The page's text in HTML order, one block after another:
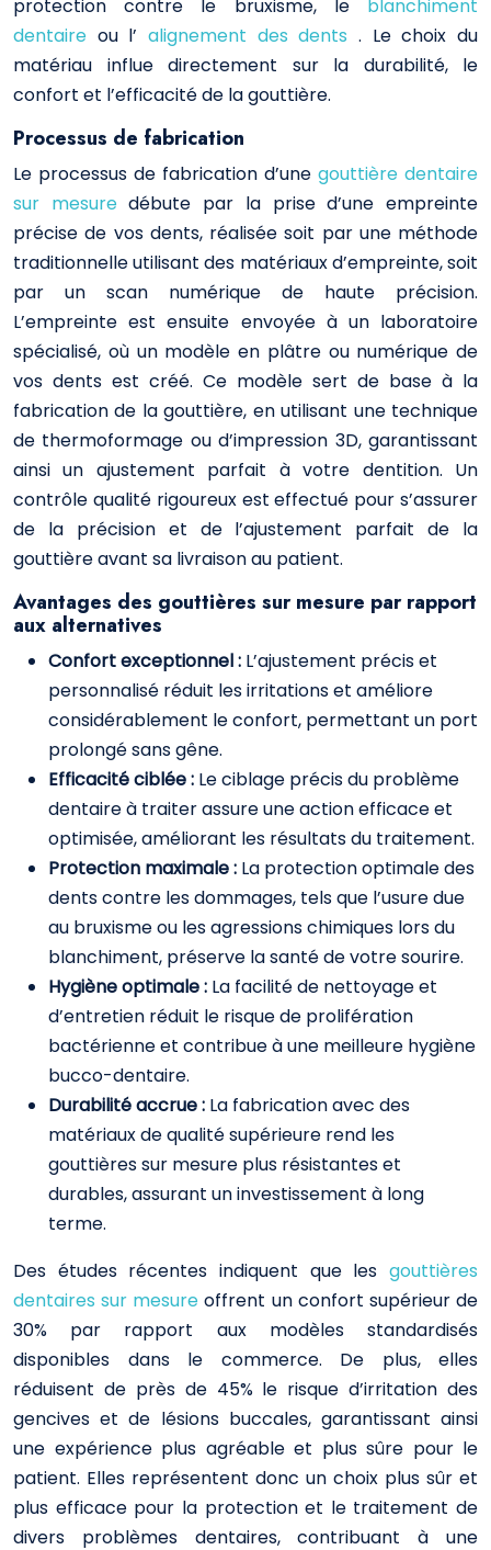
protection contre le bruxisme, le blanchiment
dentaire ou l’alignement des dents. Le choix du
matériau influe directement sur la durabilité, le
confort et l’efficacité de la gouttière.
Processus de fabrication
Le processus de fabrication d’une gouttière dentaire
sur mesuredébute par la prise d’une empreinte
précise de vos dents, réalisée soit par une méthode
traditionnelle utilisant des matériaux d’empreinte, soit
par un scan numérique de haute précision.
L’empreinte est ensuite envoyée à un laboratoire
spécialisé, où un modèle en plâtre ou numérique de
vos dents est créé. Ce modèle sert de base à la
fabrication de la gouttière, en utilisant une technique
de thermoformage ou d’impression 3D, garantissant
ainsi un ajustement parfait à votre dentition. Un
contrôle qualité rigoureux est effectué pour s’assurer
de la précision et de l’ajustement parfait de la
gouttière avant sa livraison au patient.
Avantages des gouttières sur mesure par rapport
aux alternatives
Confort exceptionnel : L’ajustement précis et
personnalisé réduit les irritations et améliore
considérablement le confort, permettant un port
prolongé sans gêne.
Efficacité ciblée : Le ciblage précis du problème
dentaire à traiter assure une action efficace et
optimisée, améliorant les résultats du traitement.
Protection maximale : La protection optimale des
dents contre les dommages, tels que l’usure due
au bruxisme ou les agressions chimiques lors du
blanchiment, préserve la santé de votre sourire.
Hygiène optimale : La facilité de nettoyage et
d’entretien réduit le risque de prolifération
bactérienne et contribue à une meilleure hygiène
bucco-dentaire.
Durabilité accrue : La fabrication avec des
matériaux de qualité supérieure rend les
gouttières sur mesure plus résistantes et
durables, assurant un investissement à long
terme.
Des études récentes indiquent que les gouttières
dentaires sur mesureoffrent un confort supérieur de
30% par rapport aux modèles standardisés
disponibles dans le commerce. De plus, elles
réduisent de près de 45% le risque d’irritation des
gencives et de lésions buccales, garantissant ainsi
une expérience plus agréable et plus sûre pour le
patient. Elles représentent donc un choix plus sûr et
plus efficace pour la protection et le traitement de
divers problèmes dentaires, contribuant à une